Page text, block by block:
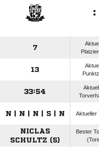
:
7
13
33:54
N | N | N | S | N Aktueller
NICLAS
SCHULTZ (5)
Bester